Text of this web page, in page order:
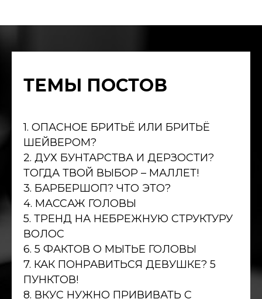
ТЕМЫ ПОСТОВ
1. ОПАСНОЕ БРИТЬЁ ИЛИ БРИТЬЁ
ШЕЙВЕРОМ?
2. ДУХ БУНТАРСТВА И ДЕРЗОСТИ?
ТОГДА ТВОЙ ВЫБОР – МАЛЛЕТ!
3. БАРБЕРШОП? ЧТО ЭТО?
4. МАССАЖ ГОЛОВЫ
5. ТРЕНД НА НЕБРЕЖНУЮ СТРУКТУРУ
ВОЛОС
6. 5 ФАКТОВ О МЫТЬЕ ГОЛОВЫ
7. КАК ПОНРАВИТЬСЯ ДЕВУШКЕ? 5
ПУНКТОВ!
8. ВКУС НУЖНО ПРИВИВАТЬ С